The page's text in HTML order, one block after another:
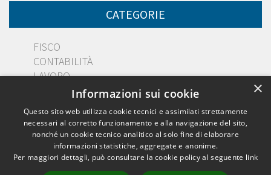
CATEGORIE
FISCO
CONTABILITÀ
LAVORO
×
Informazioni sui cookie
Questo sito web utilizza cookie tecnici e assimilati strettamente
necessari al corretto funzionamento e alla navigazione del sito,
nonché un cookie tecnico analitico al solo fine di elaborare
informazioni statistiche, aggregate e anonime.
Per maggiori dettagli, può consultare la cookie policy al seguente link